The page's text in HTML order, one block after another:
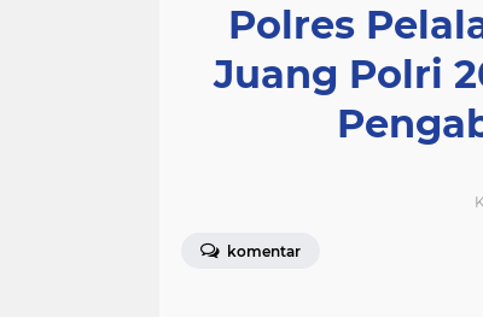
Polres
Juang Polri
komentar